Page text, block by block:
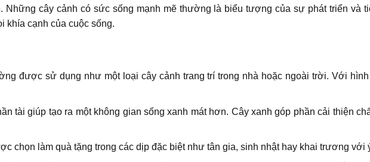
Những cây cảnh có sức sống mạnh mẽ thường là biểu tượng của sự phát triển và
khía cạnh của cuộc sống.
được sử dụng như một loại cây cảnh trang trí trong nhà hoặc ngoài trời. Với
tài giúp tạo ra một không gian sống xanh mát hơn. Cây xanh góp phần cải thiện
chọn làm quà tặng trong các dịp đặc biệt như tân gia, sinh nhật hay khai trương với